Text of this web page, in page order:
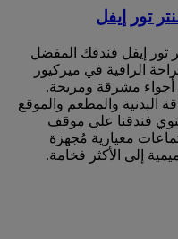
تور إيفل فندقك المفضل
الراقية في ميركيور
مشرقة ومريحة.
البدنية والمطعم والموقع
فندقنا على موقف
و7 قاعات اجتماعات معيارية مُجهزة
إلى الأكثر فخامة.